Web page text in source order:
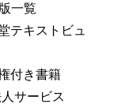
一覧
テキストビュ
付き書籍
サービス